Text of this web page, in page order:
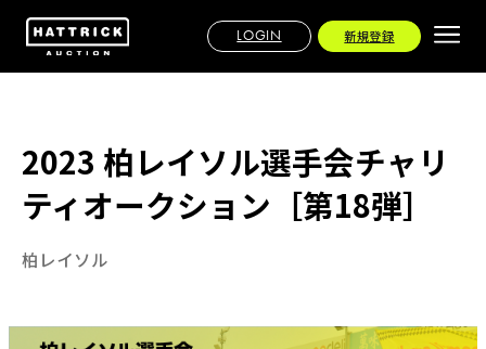
LOGIN 新規登録
2023 柏レイソル選手会チャリ
ティオークション［第18弾］
柏レイソル